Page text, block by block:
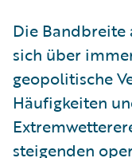
Die Bandbreite
sich über
geopolitische
Häufigkeiten
steigenden